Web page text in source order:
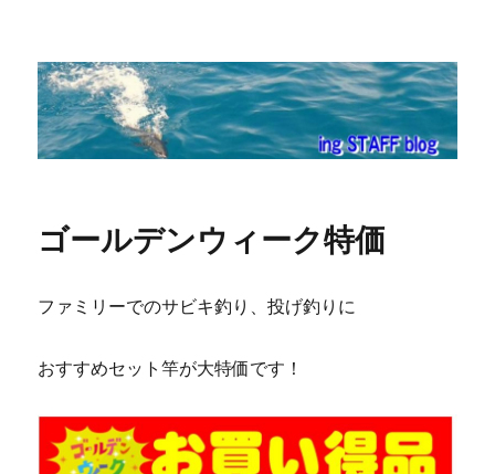
ing STAFF blog
ゴールデンウィーク特価
ファミリーでのサビキ釣り、投げ釣りに
おすすめセット竿が大特価です！